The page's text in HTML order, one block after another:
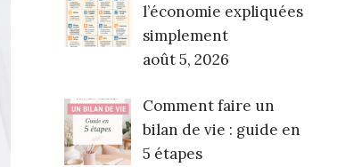
l’économie expliquées
simplement
août 5, 2026
Comment faire un
bilan de vie : guide en
5 étapes